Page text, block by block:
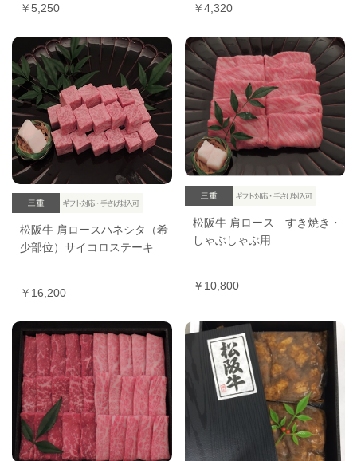
￥5,250 ￥4,320
松阪牛 肩ロースハネシタ（希
少部位）サイコロステーキ
￥16,200
松阪牛 肩ロース すき焼き・
しゃぶしゃぶ用
￥10,800